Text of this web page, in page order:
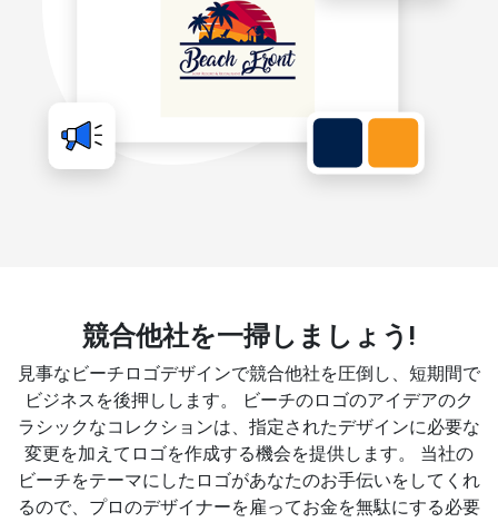
競合他社を一掃しましょう!
見事なビーチロゴデザインで競合他社を圧倒し、短期間で
ビジネスを後押しします。 ビーチのロゴのアイデアのク
ラシックなコレクションは、指定されたデザインに必要な
変更を加えてロゴを作成する機会を提供します。 当社の
ビーチをテーマにしたロゴがあなたのお手伝いをしてくれ
るので、プロのデザイナーを雇ってお金を無駄にする必要